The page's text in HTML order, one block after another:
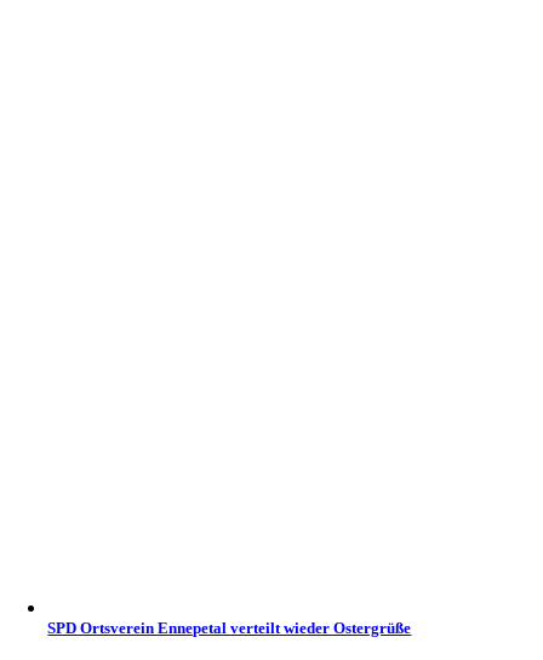
SPD Ortsverein Ennepetal verteilt wieder Ostergrüße